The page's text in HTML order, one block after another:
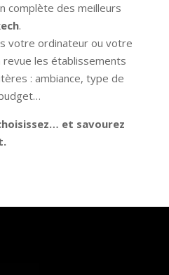
complète des meilleurs
.
votre ordinateur ou votre
les établissements
: ambiance, type de
et savourez